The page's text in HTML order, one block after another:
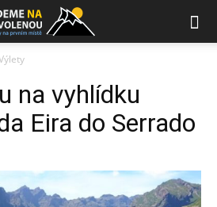
na vyhlídku
Eira do Serrado